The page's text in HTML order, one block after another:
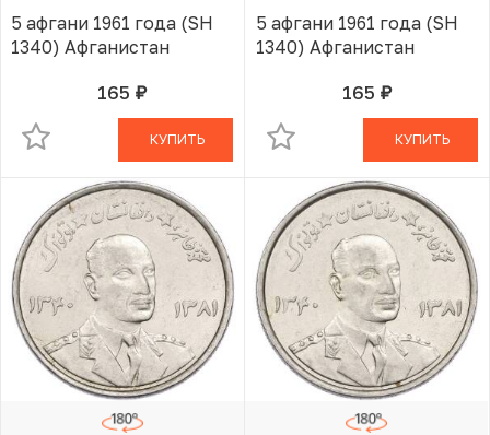
5 афгани 1961 года (SH
1340) Афганистан
165 руб.В КОРЗИНЕ
КУПИТЬ
5 афгани 1961 года (SH
1340) Афганистан
165 руб.В КОРЗИНЕ
КУПИТЬ